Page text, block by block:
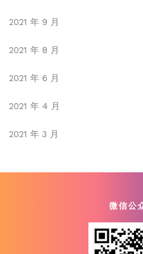
2021 年 9 月
2021 年 8 月
2021 年 6 月
2021 年 4 月
2021 年 3 月
微信公